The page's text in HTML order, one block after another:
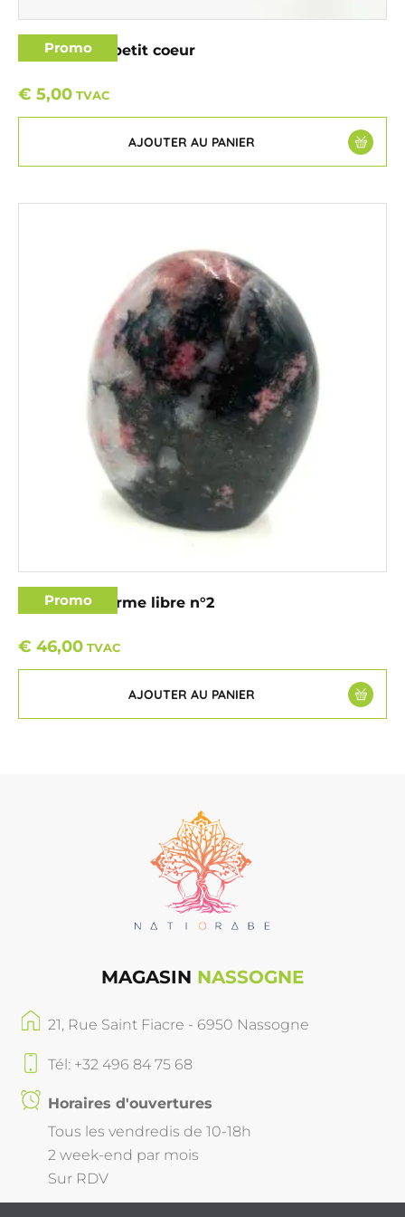
Promo
Opale verte petit coeur
€ 5,00 TVAC
AJOUTER AU PANIER
Promo
Rhodonite forme libre n°2
€ 46,00 TVAC
AJOUTER AU PANIER
MAGASIN NASSOGNE
21, Rue Saint Fiacre - 6950 Nassogne
Tél: +32 496 84 75 68
Horaires d'ouvertures
Tous les vendredis de 10-18h
2 week-end par mois
Sur RDV